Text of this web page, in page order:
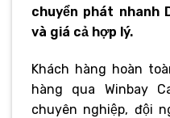
chuyển phát nhanh
và giá cả hợp lý.
Khách hàng hoàn
hàng qua Winbay
chuyên nghiệp, đội